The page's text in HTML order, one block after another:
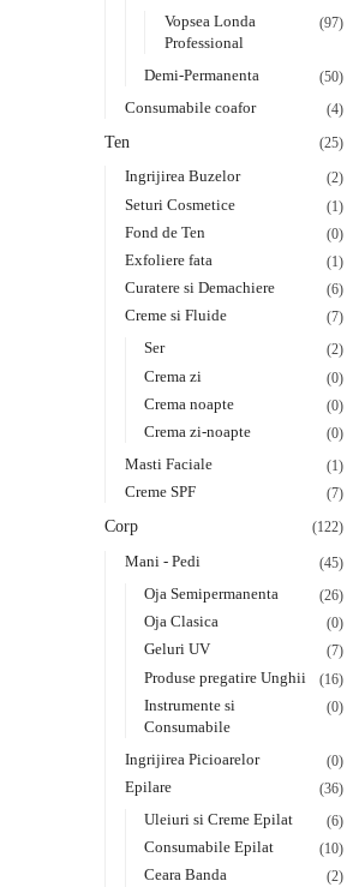
Vopsea Londa
Professional
(97)
Demi-Permanenta (50)
Consumabile coafor (4)
Ten (25)
Ingrijirea Buzelor (2)
Seturi Cosmetice (1)
Fond de Ten (0)
Exfoliere fata (1)
Curatere si Demachiere (6)
Creme si Fluide (7)
Ser (2)
Crema zi (0)
Crema noapte (0)
Crema zi-noapte (0)
Masti Faciale (1)
Creme SPF (7)
Corp (122)
Mani - Pedi (45)
Oja Semipermanenta (26)
Oja Clasica (0)
Geluri UV (7)
Produse pregatire Unghii (16)
Instrumente si
Consumabile
(0)
Ingrijirea Picioarelor (0)
Epilare (36)
Uleiuri si Creme Epilat (6)
Consumabile Epilat (10)
Ceara Banda (2)